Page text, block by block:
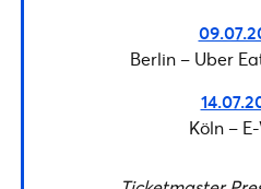
Berlin – Uber
Köln –